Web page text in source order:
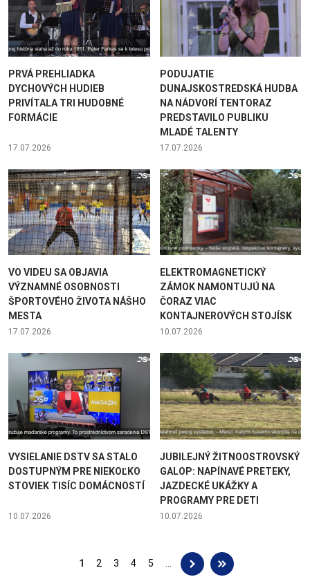
PRVÁ PREHLIADKA
DYCHOVÝCH HUDIEB
PRIVÍTALA TRI HUDOBNÉ
FORMÁCIE
17.07.2026
PODUJATIE
DUNAJSKOSTREDSKÁ HUDBA
NA NÁDVORÍ TENTORAZ
PREDSTAVILO PUBLIKU
MLADÉ TALENTY
17.07.2026
VO VIDEU SA OBJAVIA
VÝZNAMNÉ OSOBNOSTI
ŠPORTOVÉHO ŽIVOTA NÁŠHO
MESTA
17.07.2026
ELEKTROMAGNETICKÝ
ZÁMOK NAMONTUJÚ NA
ČORAZ VIAC
KONTAJNEROVÝCH STOJÍSK
10.07.2026
VYSIELANIE DSTV SA STALO
DOSTUPNÝM PRE NIEKOĽKO
STOVIEK TISÍC DOMÁCNOSTÍ
10.07.2026
JUBILEJNÝ ŽITNOOSTROVSKÝ
GALOP: NAPÍNAVÉ PRETEKY,
JAZDECKÉ UKÁŽKY A
PROGRAMY PRE DETI
10.07.2026
1 2 3 4 5